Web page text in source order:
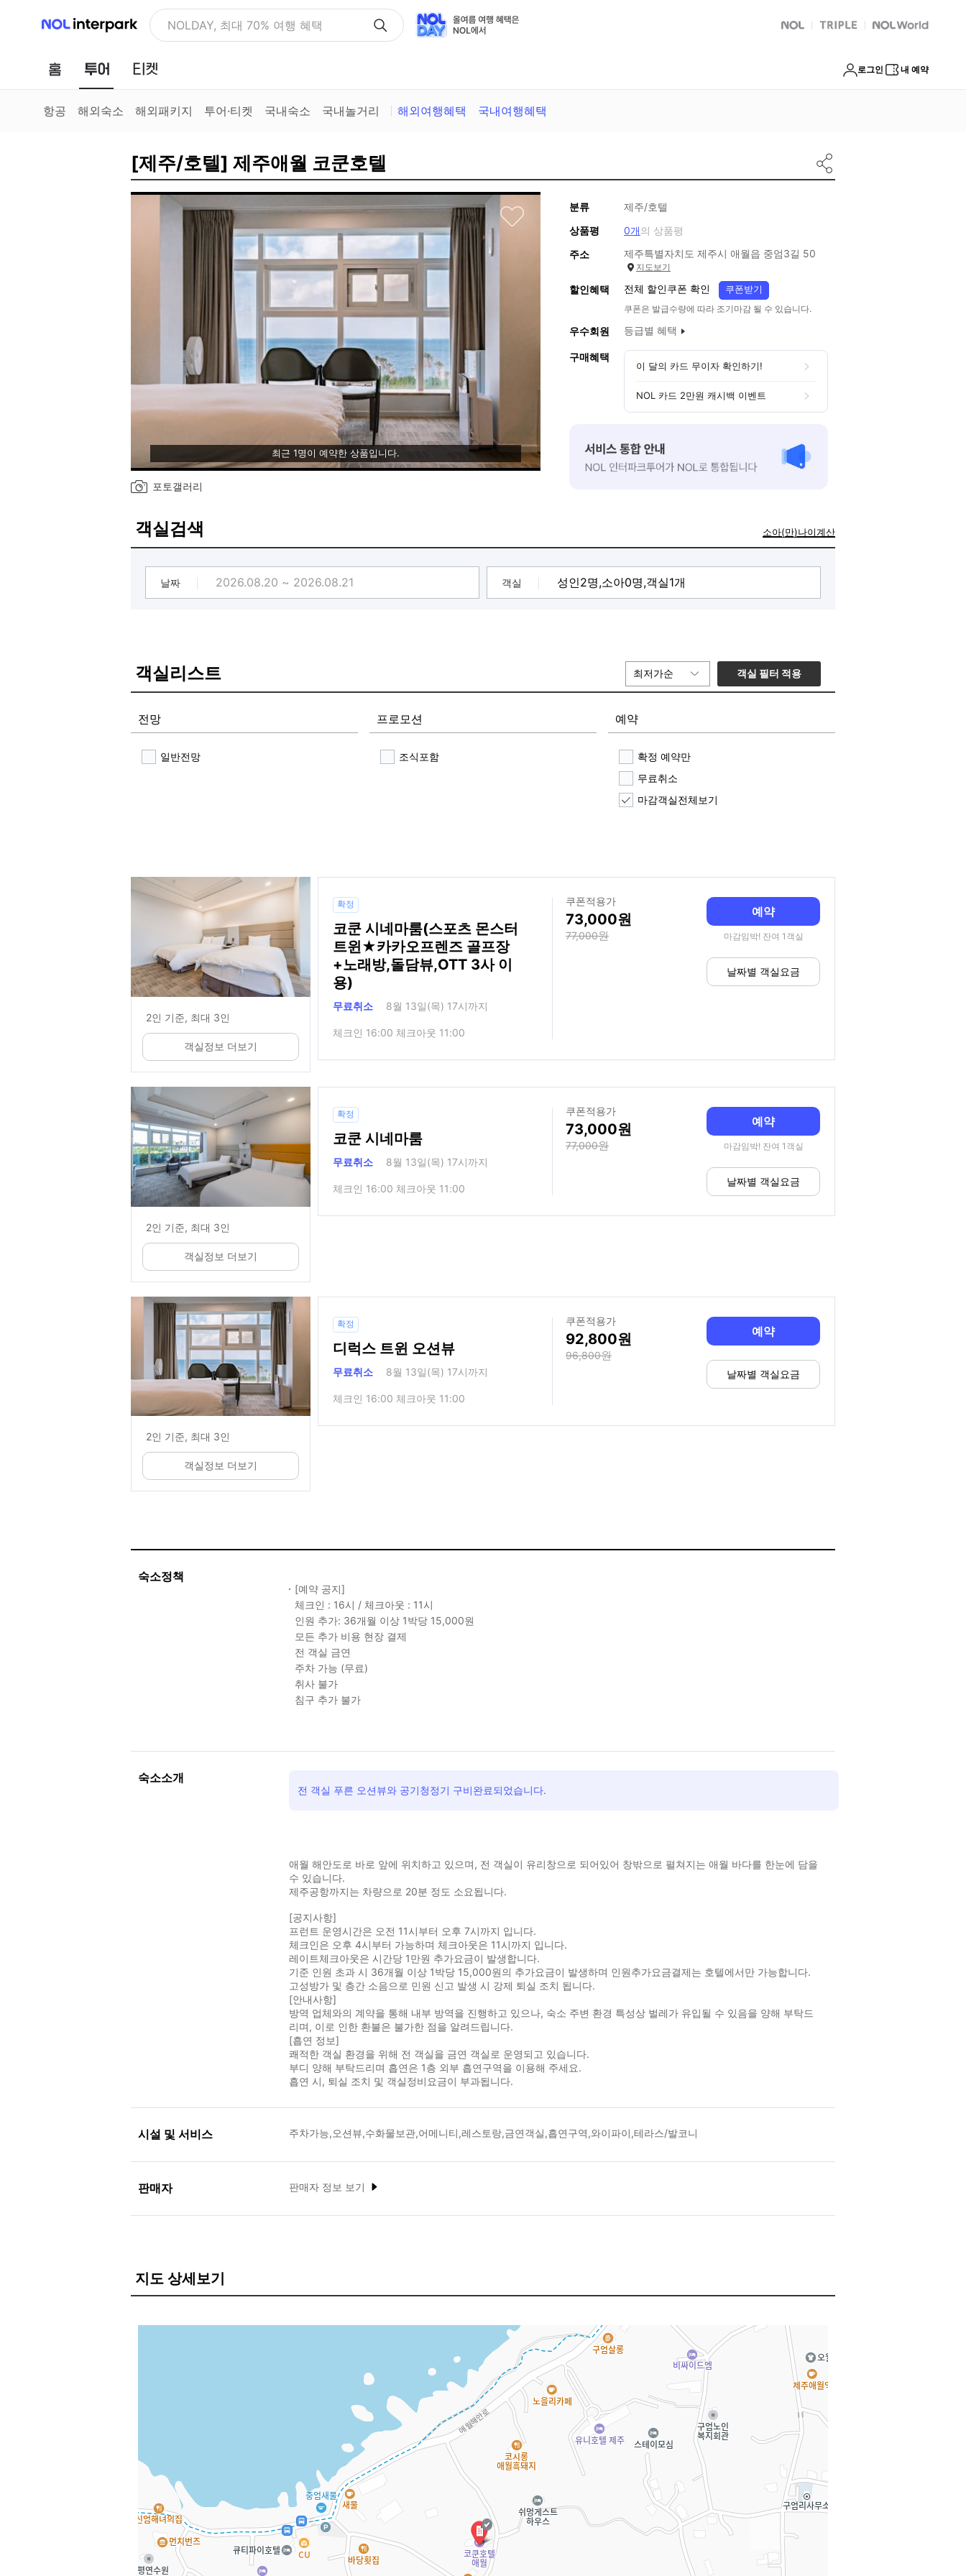
NOL 인터파크 NOLDAY, 최대 70% 여행 혜택 NOL 트리플 Global Interpark
홈 투어 로그인 내 예약
항공 해외숙소 해외패키지 투어·티켓 국내숙소 국내놀거리 해외여행혜택 국내여행혜택
[제주/호텔] 제주애월 코쿤호텔
최근 1명이 예약한 상품입니다.
포토갤러리
분류
제주/호텔
상품평
0개의 상품평
주소
제주특별자치도 제주시 애월읍 중엄3길 50
지도보기
할인혜택 전체 할인쿠폰 확인 쿠폰받기
쿠폰은 발급수량에 따라 조기마감 될 수 있습니다.
우수회원 등급별 혜택
구매혜택
이 달의 카드 무이자 확인하기!
NOL 카드 2만원 캐시백 이벤트
객실검색 소아(만)나이계산
날짜 객실
객실리스트 최저가순 객실 필터 적용
전망
일반전망
프로모션
조식포함
예약
확정 예약만
무료취소
마감객실전체보기
2인 기준, 최대 3인
객실정보 더보기
확정
코쿤 시네마룸(스포츠 몬스터
트윈★카카오프렌즈 골프장
+노래방,돌담뷰,OTT 3사 이
용)
무료취소 8월 13일(목) 17시까지
체크인 16:00 체크아웃 11:00
쿠폰적용가
73,000
77,000
예약
마감임박! 잔여 1객실
날짜별 객실요금
2인 기준, 최대 3인
객실정보 더보기
확정
코쿤 시네마룸
무료취소 8월 13일(목) 17시까지
체크인 16:00 체크아웃 11:00
쿠폰적용가
73,000
77,000
예약
마감임박! 잔여 1객실
날짜별 객실요금
2인 기준, 최대 3인
객실정보 더보기
확정
디럭스 트윈 오션뷰
무료취소 8월 13일(목) 17시까지
체크인 16:00 체크아웃 11:00
쿠폰적용가
92,800
96,800
예약
날짜별 객실요금
숙소정책
[예약 공지]
체크인 : 16시 / 체크아웃 : 11시
인원 추가: 36개월 이상 1박당 15,000원
모든 추가 비용 현장 결제
전 객실 금연
주차 가능 (무료)
취사 불가
침구 추가 불가
숙소소개
전 객실 푸른 오션뷰와 공기청정기 구비완료되었습니다.
애월 해안도로 바로 앞에 위치하고 있으며, 전 객실이 유리창으로 되어있어 창밖으로 펼쳐지는 애월 바다를 한눈에 담을
수 있습니다.
제주공항까지는 차량으로 20분 정도 소요됩니다.
[공지사항]
프런트 운영시간은 오전 11시부터 오후 7시까지 입니다.
체크인은 오후 4시부터 가능하며 체크아웃은 11시까지 입니다.
레이트체크아웃은 시간당 1만원 추가요금이 발생합니다.
기준 인원 초과 시 36개월 이상 1박당 15,000원의 추가요금이 발생하며 인원추가요금결제는 호텔에서만 가능합니다.
고성방가 및 층간 소음으로 민원 신고 발생 시 강제 퇴실 조치 됩니다.
[안내사항]
방역 업체와의 계약을 통해 내부 방역을 진행하고 있으나, 숙소 주변 환경 특성상 벌레가 유입될 수 있음을 양해 부탁드
리며, 이로 인한 환불은 불가한 점을 알려드립니다.
[흡연 정보]
쾌적한 객실 환경을 위해 전 객실을 금연 객실로 운영되고 있습니다.
부디 양해 부탁드리며 흡연은 1층 외부 흡연구역을 이용해 주세요.
흡연 시, 퇴실 조치 및 객실정비요금이 부과됩니다.
시설 및 서비스 주차가능,오션뷰,수화물보관,어메니티,레스토랑,금연객실,흡연구역,와이파이,테라스/발코니
판매자 판매자 정보 보기
지도 상세보기